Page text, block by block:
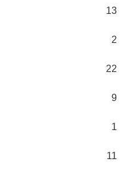
13
2
22
9
1
11